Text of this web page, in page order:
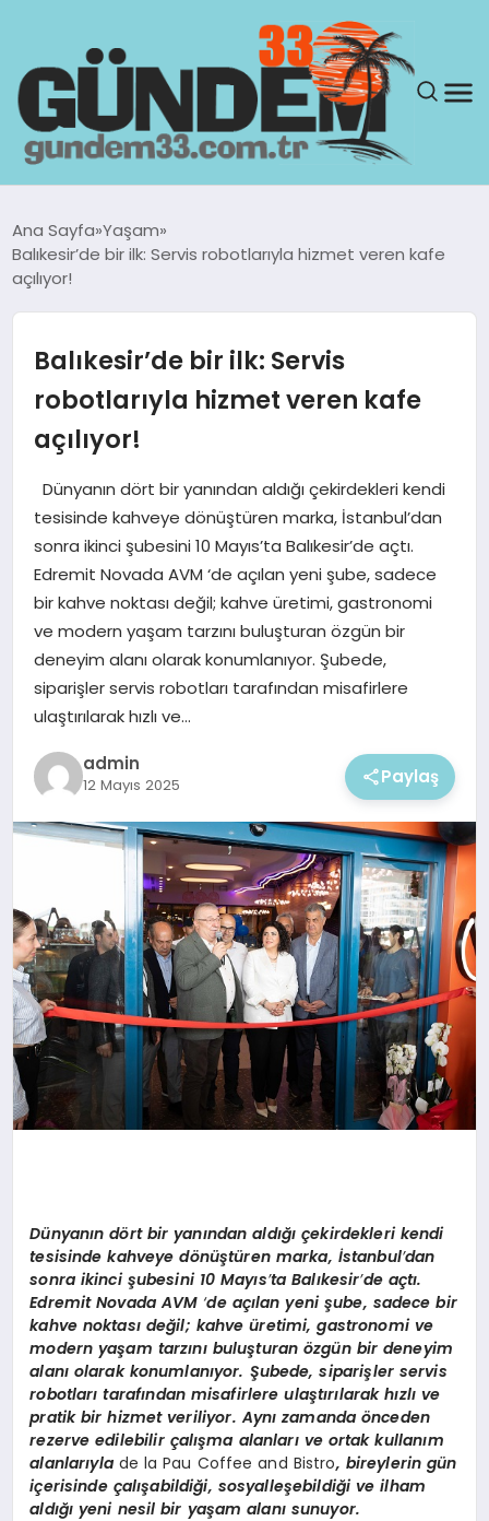
GÜNDEM
TEKNOLOJI
EKONOMI
MAGAZIN
Ana Sayfa Yaşam
Balıkesir’de bir ilk: Servis robotlarıyla hizmet veren kafe
açılıyor!
Balıkesir’de bir ilk: Servis
robotlarıyla hizmet veren kafe
açılıyor!
Dünyanın dört bir yanından aldığı çekirdekleri kendi
tesisinde kahveye dönüştüren marka, İstanbul’dan
sonra ikinci şubesini 10 Mayıs’ta Balıkesir’de açtı.
Edremit Novada AVM ‘de açılan yeni şube, sadece
bir kahve noktası değil; kahve üretimi, gastronomi
ve modern yaşam tarzını buluşturan özgün bir
deneyim alanı olarak konumlanıyor. Şubede,
siparişler servis robotları tarafından misafirlere
ulaştırılarak hızlı ve…
admin
12 Mayıs 2025 Paylaş
Dünyanın dört bir yanından aldığı çekirdekleri kendi
tesisinde kahveye dönüştüren marka, İstanbul’dan
sonra ikinci şubesini 10 Mayıs’ta Balıkesir’de açtı.
Edremit Novada AVM ‘de açılan yeni şube, sadece bir
kahve noktası değil; kahve üretimi, gastronomi ve
modern yaşam tarzını buluşturanözgün bir deneyim
alanı olarak konumlanıyor. Şubede, siparişler servis
robotları tarafından misafirlere ulaştırılarak hızlı ve
pratik bir hizmet veriliyor. Aynı zamandaönceden
rezerve edilebilir çalışma alanları ve ortak kullanım
alanlarıyla de la Pau Coffee and Bistro, bireylerin gün
içerisinde çalışabildiği, sosyalleşebildiği ve ilham
aldığı yeni nesil bir yaşam alanı sunuyor.